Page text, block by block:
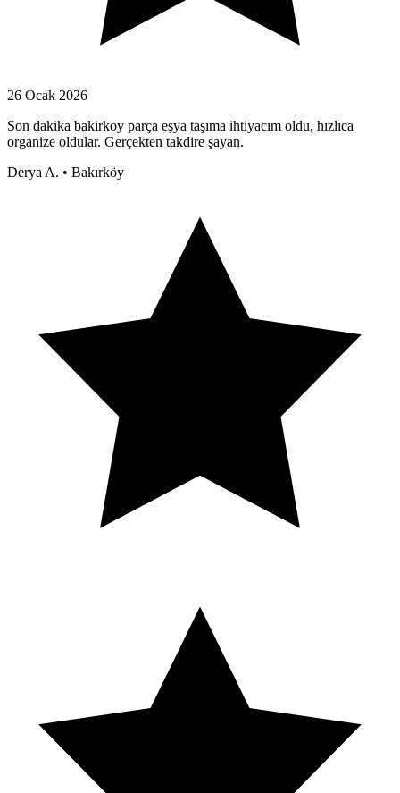
26 Ocak 2026
Son dakika bakirkoy parça eşya taşıma ihtiyacım oldu, hızlıca
organize oldular. Gerçekten takdire şayan.
Derya A. • Bakırköy